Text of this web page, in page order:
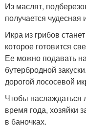
Из маслят,
получается чудесная
Икра из грибов
которое готовится
Ее можно подавать
бутербродной
дорогой лососевой
Чтобы наслаждаться
время года, хозяйки
в баночках.